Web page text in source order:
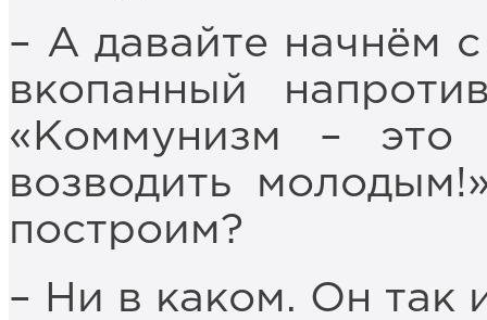
– А давайте начнём
вкопанный
«Коммунизм – это
возводить
построим?
– Ни в каком. Он так